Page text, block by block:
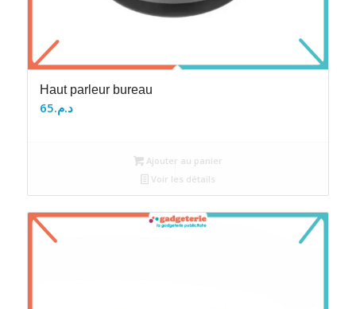
Haut parleur bureau
د.م.65
Ajouter au panier
Voir les détails